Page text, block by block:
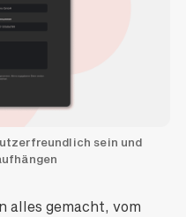
sein und
alles gemacht, vom